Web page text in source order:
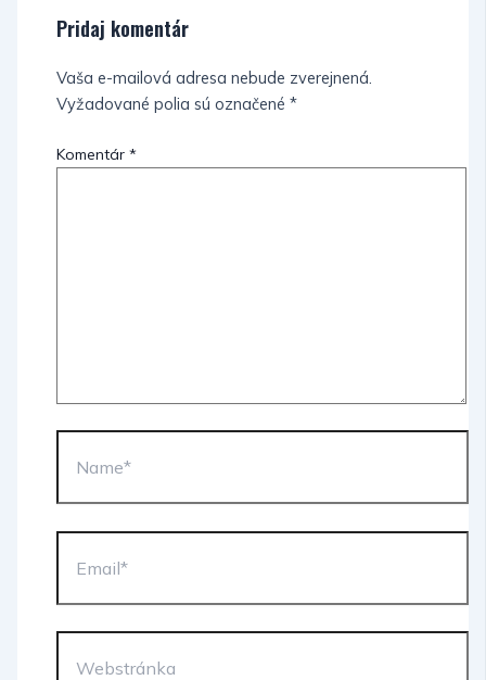
Pridaj komentár
Vaša e-mailová adresa nebude zverejnená.
Vyžadované polia sú označené*
Komentár*